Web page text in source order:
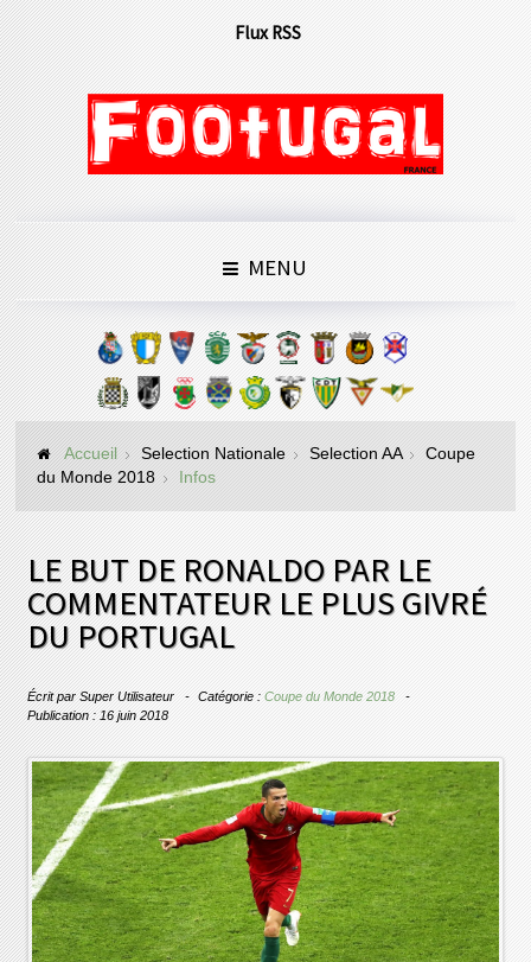
Flux RSS
MENU
Accueil Selection Nationale Selection AA
Coupe
du Monde 2018
Infos
LE BUT DE RONALDO PAR LE
COMMENTATEUR LE PLUS GIVRÉ
DU PORTUGAL
Écrit parSuper Utilisateur Catégorie :Coupe du Monde 2018
Publication : 16 juin 2018